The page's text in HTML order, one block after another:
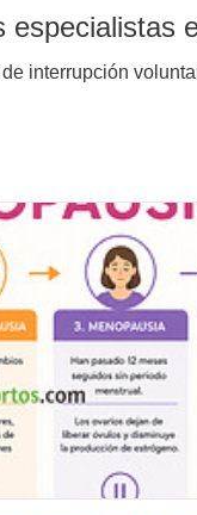
especialistas
interrupción